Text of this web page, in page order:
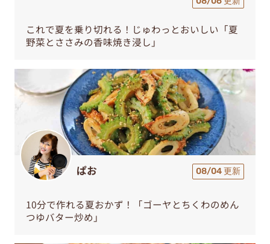
これで夏を乗り切れる！じゅわっとおいしい「夏
野菜とささみの香味焼き浸し」
ぱお 08/04 更新
10分で作れる夏おかず！「ゴーヤとちくわのめん
つゆバター炒め」